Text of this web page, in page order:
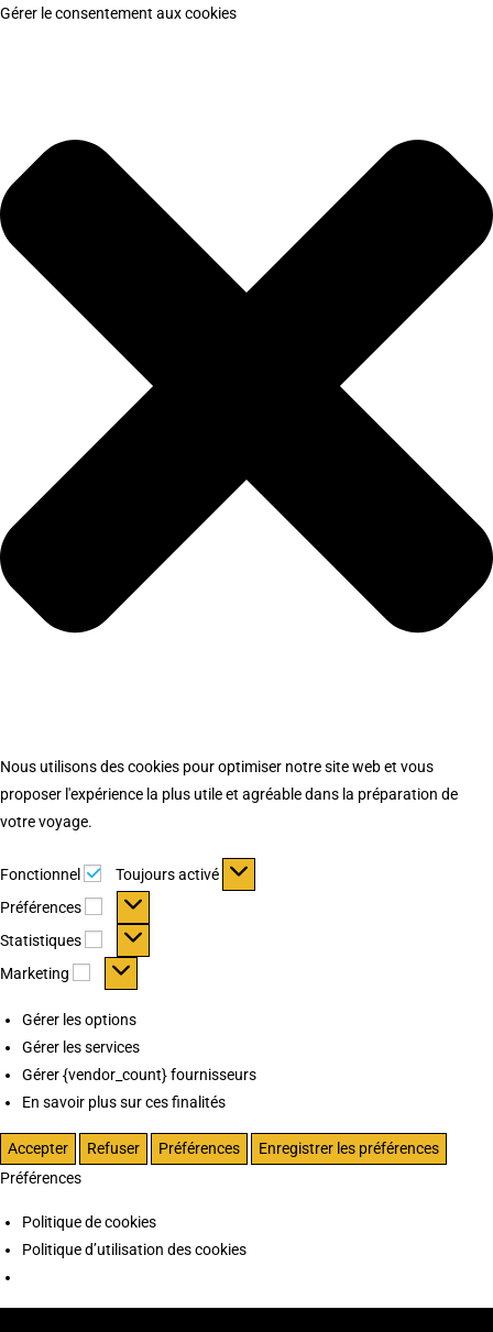
Gérer le consentement aux cookies
Nous utilisons des cookies pour optimiser notre site web et vous
proposer l'expérience la plus utile et agréable dans la préparation de
votre voyage.
Fonctionnel Fonctionnel
Toujours activé
Préférences
Préférences
Statistiques Statistiques
Marketing Marketing
Gérer les options
Gérer les services
Gérer {vendor_count} fournisseurs
En savoir plus sur ces finalités
Accepter Refuser Préférences
Enregistrer les préférences
Préférences
Politique de cookies
Politique d’utilisation des cookies